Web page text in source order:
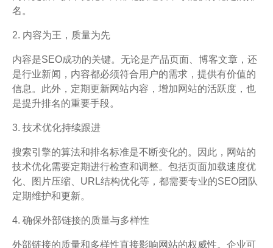
名。
2. 内容为王，质量为先
内容是SEO成功的关键。无论是产品页面、博客文章，还
是行业新闻，内容都必须符合用户的需求，提供有价值的
信息。此外，定期更新网站内容，增加网站的活跃度，也
是提升排名的重要手段。
3. 技术优化持续跟进
搜索引擎的算法和排名标准是不断变化的。因此，网站的
技术优化需要定期进行检查和调整。包括页面加载速度优
化、图片压缩、URL结构优化等，都需要专业的SEO团队
定期维护和更新。
4. 确保外部链接的质量与多样性
外部链接的质量和多样性直接影响网站的权威性。企业可